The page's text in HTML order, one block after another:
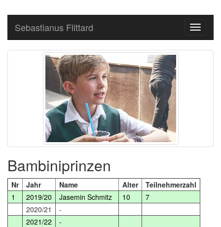
Toggle
Sebastianus Flittard
Bambiniprinzen
Nr Jahr Name Alter
Teilnehmerzahl
1
2019/20 Jasemin Schmitz 10
7
2020/21
-
2021/22
-